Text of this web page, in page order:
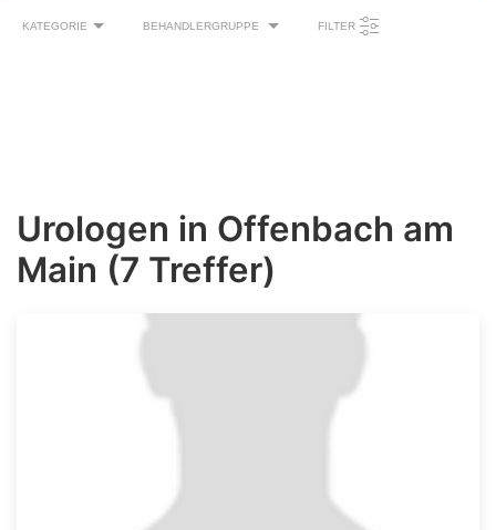
KATEGORIE BEHANDLERGRUPPE FILTER
Urologen in Offenbach am
Main (7 Treffer)